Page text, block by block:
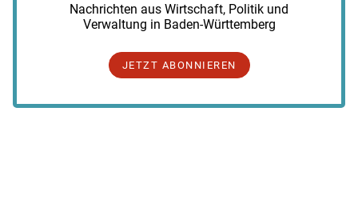
Nachrichten aus Wirtschaft, Politik und
Verwaltung in Baden-Württemberg
JETZT ABONNIEREN